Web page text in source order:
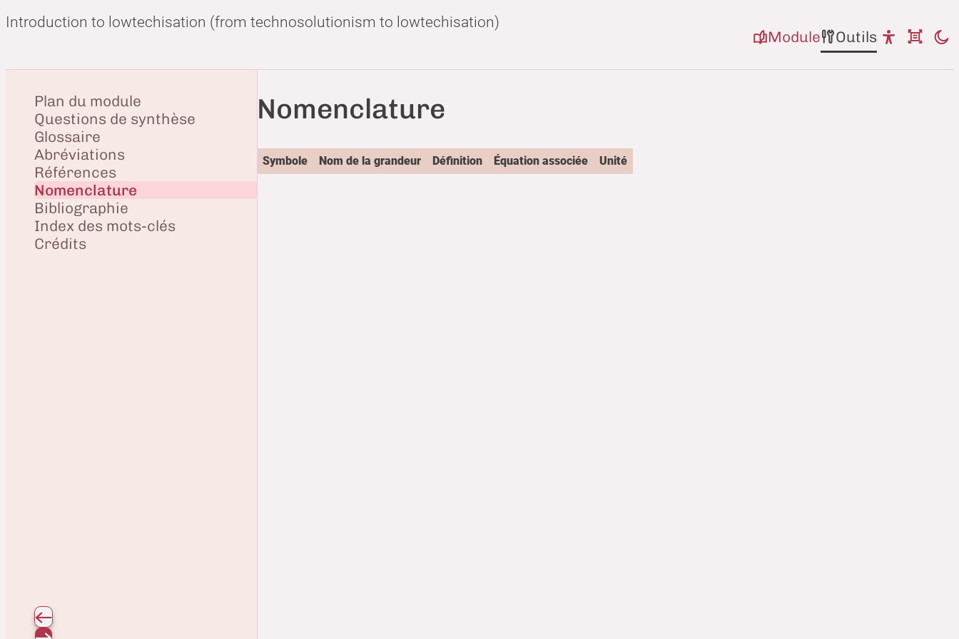
Introduction to lowtechisation (from technosolutionism to lowtechisation)
Module
Outils
Nomenclature
Symbole Nom de la grandeur Définition Équation associée Unité
Plan du module
Questions de synthèse
Glossaire
Abréviations
Références
Nomenclature
Bibliographie
Index des mots-clés
Crédits